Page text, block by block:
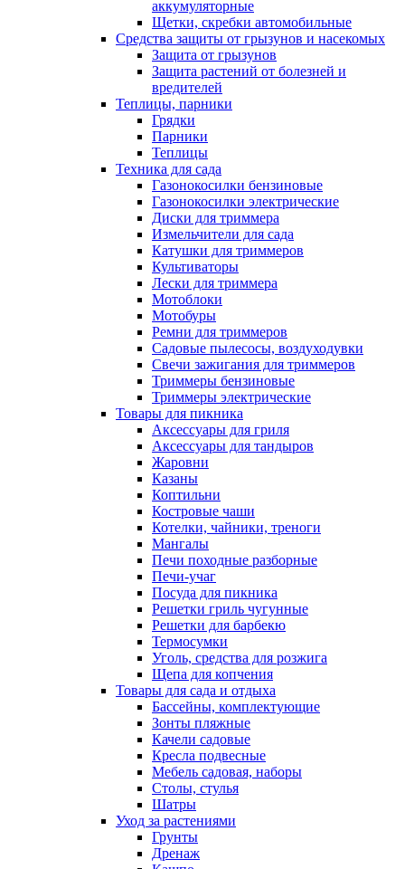
аккумуляторные
Щетки, скребки автомобильные
Средства защиты от грызунов и насекомых
Защита от грызунов
Защита растений от болезней и
вредителей
Теплицы, парники
Грядки
Парники
Теплицы
Техника для сада
Газонокосилки бензиновые
Газонокосилки электрические
Диски для триммера
Измельчители для сада
Катушки для триммеров
Культиваторы
Лески для триммера
Мотоблоки
Мотобуры
Ремни для триммеров
Садовые пылесосы, воздуходувки
Свечи зажигания для триммеров
Триммеры бензиновые
Триммеры электрические
Товары для пикника
Аксессуары для гриля
Аксессуары для тандыров
Жаровни
Казаны
Коптильни
Костровые чаши
Котелки, чайники, треноги
Мангалы
Печи походные разборные
Печи-учаг
Посуда для пикника
Решетки гриль чугунные
Решетки для барбекю
Термосумки
Уголь, средства для розжига
Щепа для копчения
Товары для сада и отдыха
Бассейны, комплектующие
Зонты пляжные
Качели садовые
Кресла подвесные
Мебель садовая, наборы
Столы, стулья
Шатры
Уход за растениями
Грунты
Дренаж